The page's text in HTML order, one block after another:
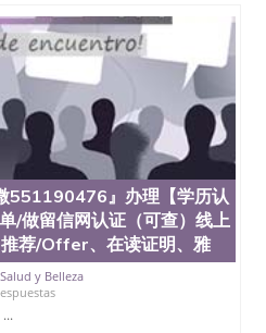
证明QQ微信551190476国
网上买文凭可靠
外文凭质量QQ微信
怎么办理QQ微信
制作QQ微信551190476办
551190476国外大学有毕业
外毕业证价格QQ微信
微信551190476办理国外
办国外可查文凭
买真文凭可信吗QQ微信
询机构QQ微信551190476
551190476如何办理学历认
文凭认证办理QQ微信
学（San Jose State
州立大学”）成立于1857
史悠久的大学之一，也是美
551190476』办理【学历认
/做留信网认证（可查）线上
荐/Offer、在读证明、雅
Salud y Belleza
...